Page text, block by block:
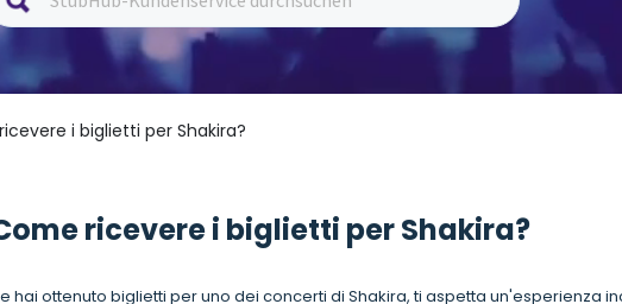
i biglietti per Shakira?
ricevere i biglietti per Shakira?
hai ottenuto biglietti per uno dei concerti di Shakira, ti aspetta un'esperienza